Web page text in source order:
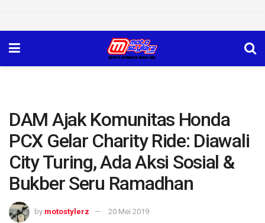
DAM Ajak Komunitas Honda
PCX Gelar Charity Ride: Diawali
City Turing, Ada Aksi Sosial &
Bukber Seru Ramadhan
by motostylerz 20 Mei 2019